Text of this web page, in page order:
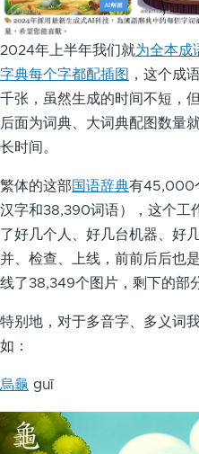
2024年上半年我们就为全本成
字典每个字都配插图
，这个成
千张，虽然生成的时间不短，
后面为词典、大词典配图数量
长时间。
繁体的这部 国语辞典有45,000
汉字和38,390词语），这个工
了好几个人、好几台机器、好
并、检查、上线，前前后后也
线了38,349个图片，剩下的部
特别地，对于多音字、多义词
如：
烏龜 guī